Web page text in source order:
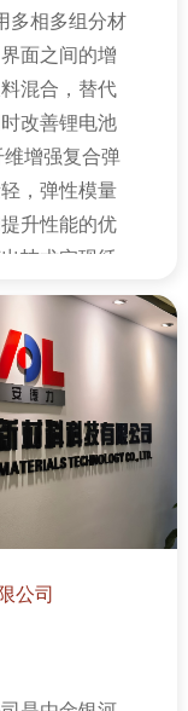
多相多组分材
面之间的增
混合，替代
改善锂电池
维增强复合弹
，弹性模量
升性能的优
技术实现纤
同时保持各
高性能复合
政校企联合培
的新机制，
源优势，促
展，携手打
公司